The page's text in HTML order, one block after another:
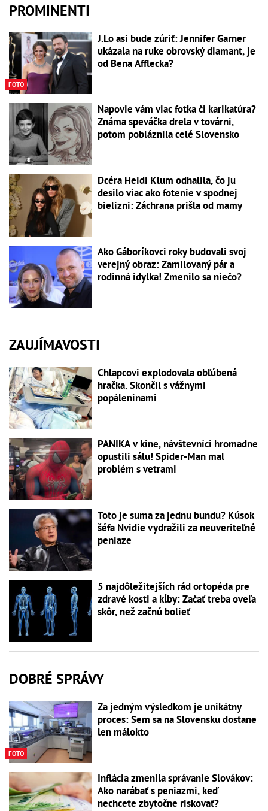
PROMINENTI
FOTO
J.Lo asi bude zúriť: Jennifer Garner
ukázala na ruke obrovský diamant, je
od Bena Afflecka?
Napovie vám viac fotka či karikatúra?
Známa speváčka drela v továrni,
potom pobláznila celé Slovensko
Dcéra Heidi Klum odhalila, čo ju
desilo viac ako fotenie v spodnej
bielizni: Záchrana prišla od mamy
Ako Gáboríkovci roky budovali svoj
verejný obraz: Zamilovaný pár a
rodinná idylka! Zmenilo sa niečo?
ZAUJÍMAVOSTI
Chlapcovi explodovala obľúbená
hračka. Skončil s vážnymi
popáleninami
PANIKA v kine, návštevníci hromadne
opustili sálu! Spider-Man mal
problém s vetrami
Toto je suma za jednu bundu? Kúsok
šéfa Nvidie vydražili za neuveriteľné
peniaze
5 najdôležitejších rád ortopéda pre
zdravé kosti a kĺby: Začať treba oveľa
skôr, než začnú bolieť
DOBRÉ SPRÁVY
FOTO
Za jedným výsledkom je unikátny
proces: Sem sa na Slovensku dostane
len málokto
Inflácia zmenila správanie Slovákov:
Ako narábať s peniazmi, keď
nechcete zbytočne riskovať?